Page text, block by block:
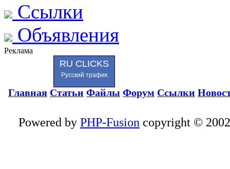
Ссылки
Объявления
Реклама
RU CLICKS
Русский трафик
Главная Статьи Файлы Форум Ссылки
Powered by PHP-Fusion copyright ©